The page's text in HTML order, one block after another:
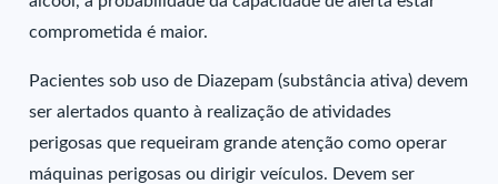
comprometida é maior.
Pacientes sob uso de Diazepam (substância ativa) devem
ser alertados quanto à realização de atividades
perigosas que requeiram grande atenção como operar
máquinas perigosas ou dirigir veículos. Devem ser